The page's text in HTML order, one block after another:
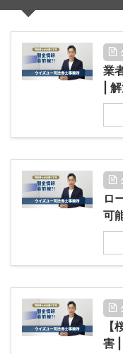
業
|
ロ
可
害